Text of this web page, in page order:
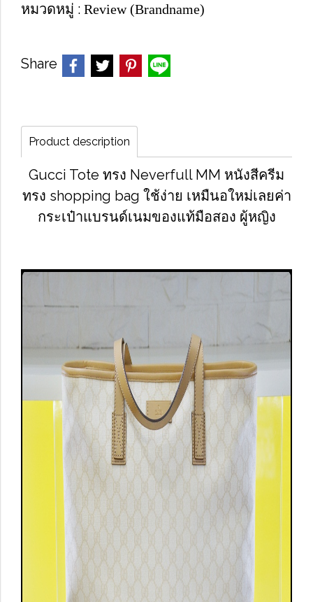
หมวดหมู่ : Review (Brandname)
Share
Product description
Gucci Tote ทรง Neverfull MM หนังสีครีม
ทรง shopping bag ใช้ง่าย เหมืนอใหม่เลยค่า
กระเป๋าแบรนด์เนมของแท้มือสอง ผู้หญิง